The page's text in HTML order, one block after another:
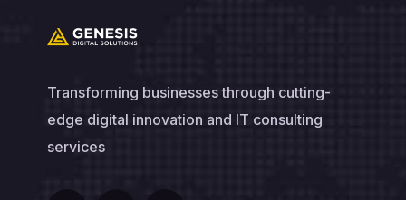
Transforming businesses through cutting-
edge digital innovation and IT consulting
services